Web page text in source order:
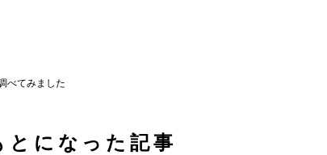
べてみました
になった記事